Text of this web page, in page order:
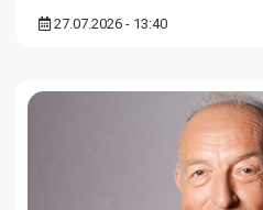
27.07.2026 - 13:40